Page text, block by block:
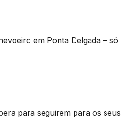
em Ponta Delgada – só
para seguirem para os seus